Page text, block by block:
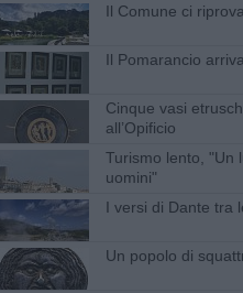
Il Comune ci
Il Pomarancio
Cinque vasi
all’Opificio
Turismo lento, "Un
uomini"
I versi di Dante tra
Un popolo di